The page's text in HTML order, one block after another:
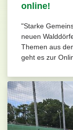
online!
"Starke
neuen
Themen aus
geht es zur